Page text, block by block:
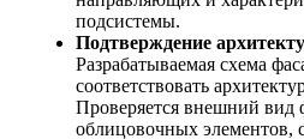
подсистемы.
Подтверждение
Разрабатываемая схема
соответствовать
Проверяется внешний вид
облицовочных элементов,